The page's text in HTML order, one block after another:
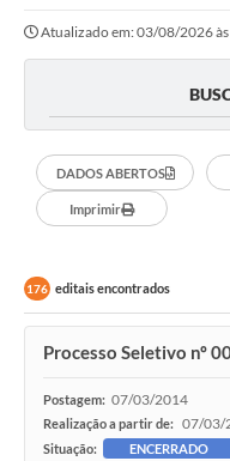
Transparência
Cadastros Culturais
Lei Paulo Gustavo
Aldir Blanc (PNAB)
e-SIC
Carta de Serviços
PROCON
SEBRAE
Atualizado em: 03/08/2026
DADOS ABERTOS
Imprimir
176 editais encontrados
Processo Seletivo nº
Postagem: 07/03/2014
Realização a partir de: 07/03/
Situação: ENCERRADO